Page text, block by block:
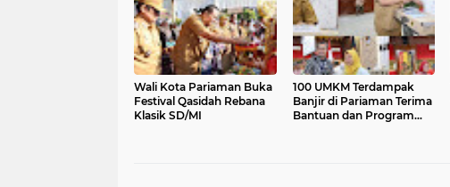
Wali Kota Pariaman Buka
Festival Qasidah Rebana
Klasik SD/MI
100 UMKM Terdampak
Banjir di Pariaman Terima
Bantuan dan Program